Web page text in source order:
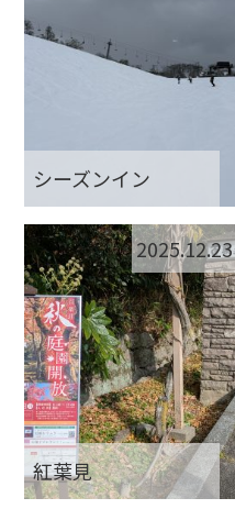
シーズンイン
2025.12.23
紅葉見